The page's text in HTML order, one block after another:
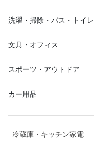
洗濯・掃除・バス・トイレ
文具・オフィス
スポーツ・アウトドア
カー用品
冷蔵庫・キッチン家電